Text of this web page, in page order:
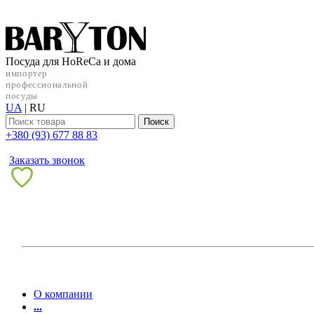
Посуда для HoReCa и дома
импортер
профессиональной
посуды
UA | RU
Поиск
+38‎0 (93) 677 88 83
Заказать звонок
О компании
...